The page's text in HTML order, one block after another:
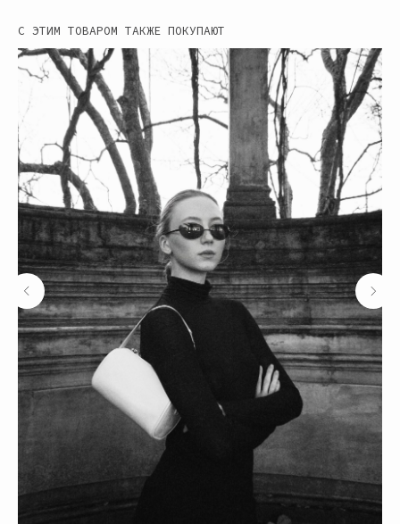
С ЭТИМ ТОВАРОМ ТАКЖЕ ПОКУПАЮТ
МЕНЮ ПОКУПАТЕЛЮ
КОНТАКТЫ
Сотрудничество
Оплата
О бренде
Подарочные сертификаты
Каталог Доставка
8 (921)-924-26-07
Производство и сервис
Обмен и возврат
Размерная сетка
Предзаказ
miacristine@bk.ru